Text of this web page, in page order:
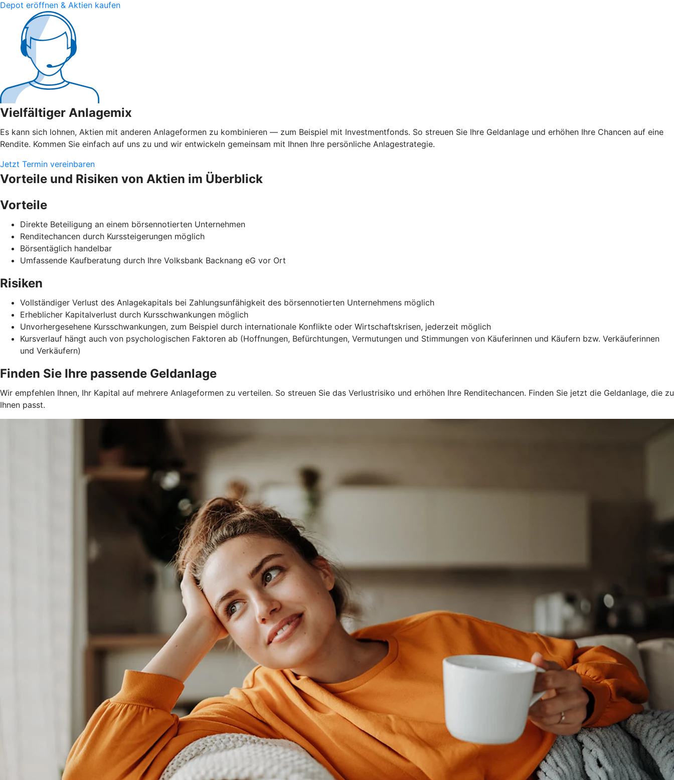
Depot eröffnen & Aktien kaufen
Vielfältiger Anlagemix
Es kann sich lohnen, Aktien mit anderen Anlageformen zu kombinieren — zum Beispiel mit Investmentfonds. So streuen Sie Ihre Geldanlage und erhöhen Ihre Chancen auf eine
Rendite. Kommen Sie einfach auf uns zu und wir entwickeln gemeinsam mit Ihnen Ihre persönliche Anlagestrategie.
Jetzt Termin vereinbaren
Vorteile und Risiken von Aktien im Überblick
Vorteile
Direkte Beteiligung an einem börsennotierten Unternehmen
Renditechancen durch Kurssteigerungen möglich
Börsentäglich handelbar
Umfassende Kaufberatung durch Ihre Volksbank Backnang eG vor Ort
Risiken
Vollständiger Verlust des Anlagekapitals bei Zahlungsunfähigkeit des börsennotierten Unternehmens möglich
Erheblicher Kapitalverlust durch Kursschwankungen möglich
Unvorhergesehene Kursschwankungen, zum Beispiel durch internationale Konflikte oder Wirtschaftskrisen, jederzeit möglich
Kursverlauf hängt auch von psychologischen Faktoren ab (Hoffnungen, Befürchtungen, Vermutungen und Stimmungen von Käuferinnen und Käufern bzw. Verkäuferinnen
und Verkäufern)
Finden Sie Ihre passende Geldanlage
Wir empfehlen Ihnen, Ihr Kapital auf mehrere Anlageformen zu verteilen. So streuen Sie das Verlustrisiko und erhöhen Ihre Renditechancen. Finden Sie jetzt die Geldanlage, die zu
Ihnen passt.